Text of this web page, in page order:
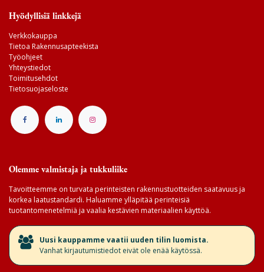
Hyödyllisiä linkkejä
Verkkokauppa
Tietoa Rakennusapteekista
Työohjeet
Yhteystiedot
Toimitusehdot
Tietosuojaseloste
Olemme valmistaja ja tukkuliike
Tavoitteemme on turvata perinteisten rakennustuotteiden saatavuus ja
korkea laatustandardi. Haluamme ylläpitää perinteisiä
tuotantomenetelmiä ja vaalia kestävien materiaalien käyttöä.
​Uusi kauppamme vaatii uuden tilin luomista.
Vanhat kirjautumistiedot eivät ole enää käytössä.